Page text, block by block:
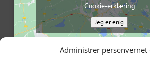
Administrer personvernet
Cookie-erklæring
Jeg er enig